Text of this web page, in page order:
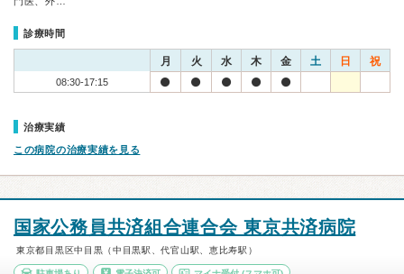
診療時間
月 火 水 木 金 土 日 祝
08:30-17:15
治療実績
この病院の治療実績を見る
国家公務員共済組合連合会 東京共済病院
東京都目黒区中目黒（中目黒駅、代官山駅、恵比寿駅）